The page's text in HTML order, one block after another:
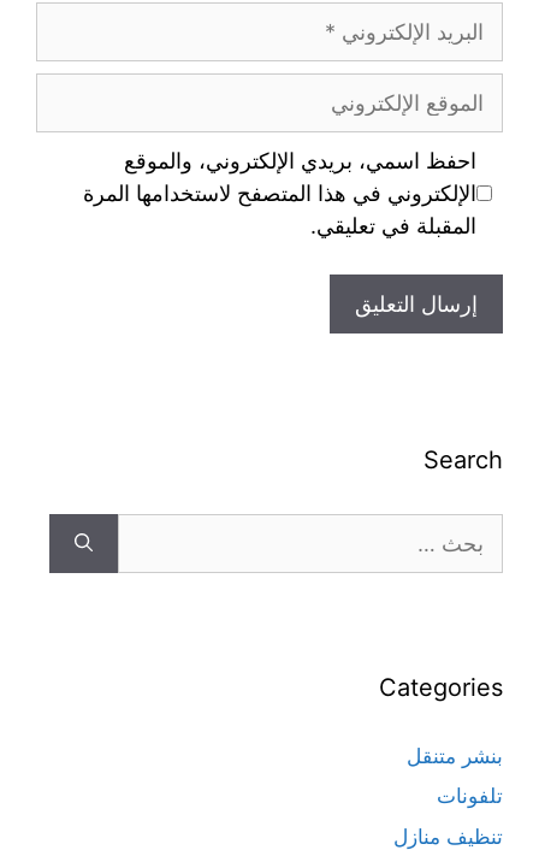
احفظ اسمي، بريدي الإلكتروني، والموقع
الإلكتروني في هذا المتصفح لاستخدامها المرة
المقبلة في تعليقي.
Search
Categories
بنشر متنقل
تلفونات
تنظيف منازل